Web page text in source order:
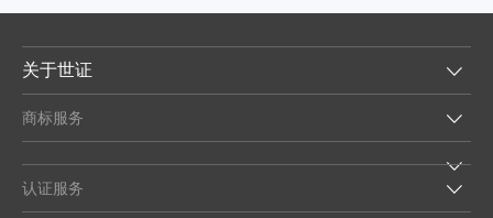
关于世证
商标服务
认证服务